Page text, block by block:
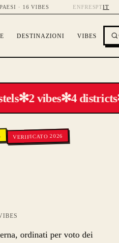
· 16 VIBES EN FR ESPTIT
DESTINAZIONI VIBES
✻2 vibes✻4 districts
VERIFICATO 2026
ordinati per voto dei